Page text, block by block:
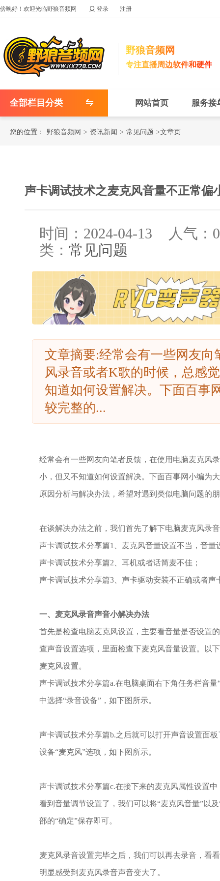
傍晚好！欢迎光临野狼音频网  登录 注册
野狼音频网
专注直播周边软件和硬件
全部栏目分类 网站首页 服务接
您的位置： 野狼音频网 > 资讯新闻 > 常见问题 >文章页
声卡调试技术之麦克风音量不正常偏
时间：2024-04-13 人气： 0
类： 常见问题
文章摘要:经常会有一些网友
风录音或者K歌的时候，总感
知道如何设置解决。下面百事
较完整的...
经常会有一些网友向笔者反馈，在使用电脑麦克风
小，但又不知道如何设置解决。下面百事网小编为
原因分析与解决办法，希望对遇到类似电脑问题的
在谈解决办法之前，我们首先了解下电脑麦克风录
声卡调试技术分享篇1、麦克风音量设置不当，音量
声卡调试技术分享篇2、耳机或者话筒麦不佳；
声卡调试技术分享篇3、声卡驱动安装不正确或者声
一、麦克风录音声音小解决办法
首先是检查电脑麦克风设置，主要看音量是否设置
查声音设置选项，里面检查下麦克风音量设置。以
麦克风设置。
声卡调试技术分享篇a.在电脑桌面右下角任务栏音
中选择“录音设备”，如下图所示。
声卡调试技术分享篇b.之后就可以打开声音设置面
设备“麦克风”选项，如下图所示。
声卡调试技术分享篇c.在接下来的麦克风属性设置
看到音量调节设置了，我们可以将“麦克风音量”以
部的“确定”保存即可。
麦克风录音设置完毕之后，我们可以再去录音，看
明显感受到麦克风录音声音变大了。